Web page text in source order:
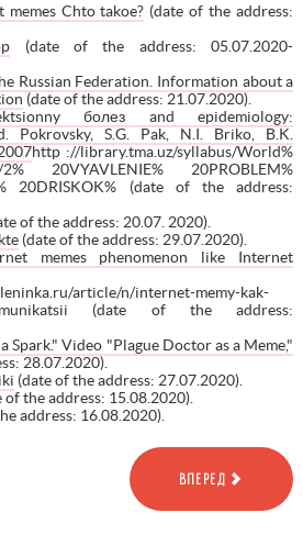
memes Chto takoe? (date of the address:
(date of the address: 05.07.2020-
Russian Federation. Information about a
(date of the address: 21.07.2020).
болез and epidemiology:
Pokrovsky, S.G. Pak, N.I. Briko, B.K.
http ://library.tma.uz/syllabus/World%
20VYAVLENIE% 20PROBLEM%
20DRISKOK% (date of the address:
of the address: 20.07. 2020).
(date of the address: 29.07.2020).
memes phenomenon like Internet
article/n/internet-memy-kak-
(date of the address:
Spark." Video "Plague Doctor as a Meme,"
28.07.2020).
(date of the address: 27.07.2020).
the address: 15.08.2020).
address: 16.08.2020).
ВПЕРЕД